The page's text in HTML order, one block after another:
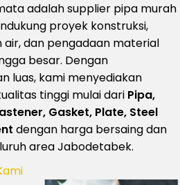
adalah supplier pipa murah
proyek konstruksi,
air, dan pengadaan material
besar. Dengan
luas, kami menyediakan
tinggi mulai dari Pipa,
Gasket, Plate, Steel
dengan harga bersaing dan
area Jabodetabek.